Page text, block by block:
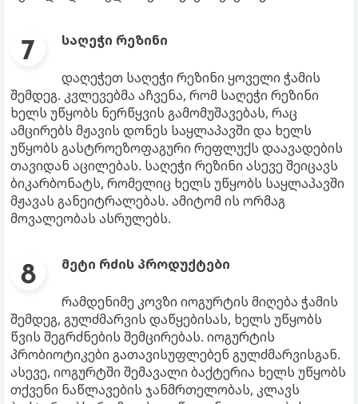
საღეჭი რეზინი
დაღეჭეთ საღეჭი რეზინი ყოველი ჭამის
შემდეგ. კვლევებმა აჩვენა, რომ საღეჭი რეზინი
ხელს უწყობს ნერწყვის გამომუშავებას, რაც
ამცირებს მჟავის დონეს საყლაპავში და ხელს
უწყობს გასტროეზოფაგური რეფლუქს დაავადების
თავიდან აცილებას. საღეჭი რეზინი ასევე შეიცავს
ბიკარბონატს, რომელიც ხელს უწყობს საყლაპავში
მჟავას განეიტრალებას. ამიტომ ის ორმაგ
მოვალეობას ასრულებს.
მეტი რძის პროდუქტები
რამდენიმე კოვზი იოგურტის მიღება ჭამის
შემდეგ, გულძმარვის დაწყებისას, ხელს უწყობს
წვის შეგრძნების შემცირებას. იოგურტის
პრობიოტიკები გათავისუფლებენ გულძმარვისგან.
ასევე, იოგურტში შემავალი ბაქტერია ხელს უწყობს
თქვენი ნაწლავების ჯანმრთელობას, კლავს